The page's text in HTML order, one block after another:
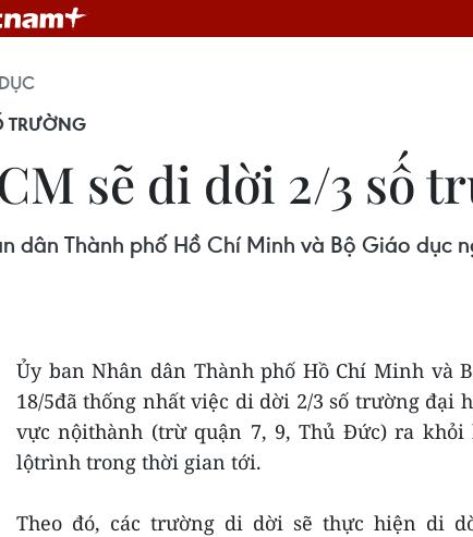
TRƯỜNG
sẽ di dời 2/3 số
dân Thành phố Hồ Chí Minh và Bộ Giáo
Ủy ban Nhân dân Thành phố Hồ Chí Minh và
18/5đã thống nhất việc di dời 2/3 số trường đại
vực nộithành (trừ quận 7, 9, Thủ Đức) ra khỏi
lộtrình trong thời gian tới.
Theo đó, các trường di dời sẽ thực hiện di